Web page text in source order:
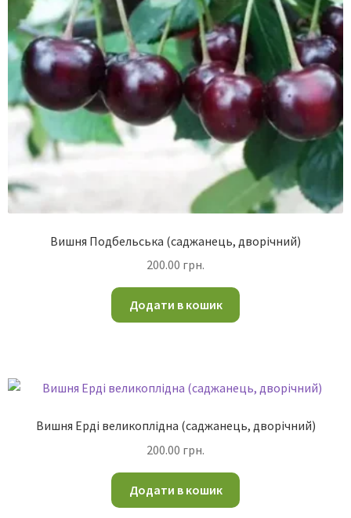
Вишня Подбельська (саджанець, дворічний)
200.00 грн.
Додати в кошик
Вишня Ерді великоплідна (саджанець, дворічний)
200.00 грн.
Додати в кошик